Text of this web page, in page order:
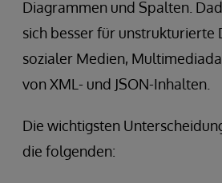
Diagrammen und Spalten.
sich besser für unstrukturierte
sozialer Medien,
von XML- und JSON-Inhalten.
Die wichtigsten
die folgenden: